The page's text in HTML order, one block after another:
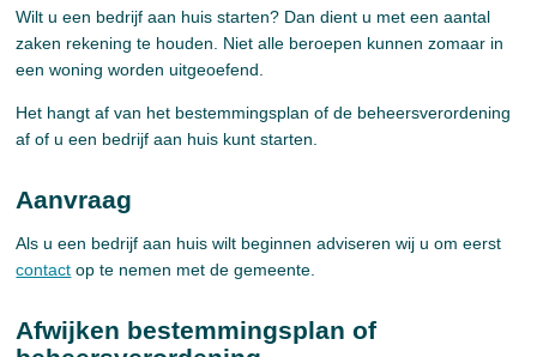
Wilt u een bedrijf aan huis starten? Dan dient u met een aantal
zaken rekening te houden. Niet alle beroepen kunnen zomaar in
een woning worden uitgeoefend.
Het hangt af van het bestemmingsplan of de beheersverordening
af of u een bedrijf aan huis kunt starten.
Aanvraag
Als u een bedrijf aan huis wilt beginnen adviseren wij u om eerst
contact op te nemen met de gemeente.
Afwijken bestemmingsplan of